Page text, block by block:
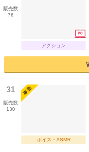
販売数
76
アクション
31
販売数
130
ボイス・ASMR